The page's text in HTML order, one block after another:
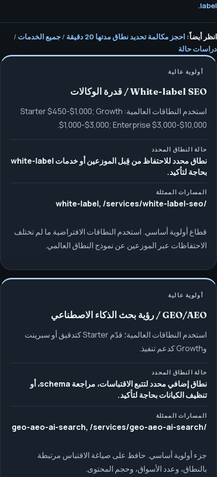
label.
انظر أيضاً: احجز مكالمة تحديد نطاق مدتها 20 دقيقة / جميع الخدمات /
دراسات حالة
أولوية عالية
White-label SEO / قدرة الوكالات
استخدم النطاقات العالمية: Starter $450-$1,000; Growth
$1,000-$3,000; Enterprise $3,000-$10,000.
حالة النطاق المحدد
نطاق محدد للاحتفاظ من قِبل الموزعين أو خدمات white-label
بحاجة لتأكيد.
المسارات الممثلة
/white-label, /services/white-label-seo
قطاع أولوية أساسي. استخدم النطاقات الافتراضية ما لم تختلف
الاحتفاظات عبر الموزعين عن نموذج النطاق العالمي.
أولوية عالية
GEO/AEO / رؤية بحث الذكاء الاصطناعي
استخدم النطاقات العالمية؛ قدّم Starter كتدقيق أو سبرينت
وGrowth كدعم تنفيذ.
حالة النطاق المحدد
نطاق إضافي محدد لتتبع الاقتباسات، مراجعة schema، أو
تنظيف الكيانات بحاجة لتأكيد.
المسارات الممثلة
/geo-aeo-ai-search, /services/geo-aeo-ai-search
جزء أولوية أساسي. حافظ على صياغة الاقتباس مرتبطة
بالنطاق، وعدد الأسواق، وحجم المحتوى.